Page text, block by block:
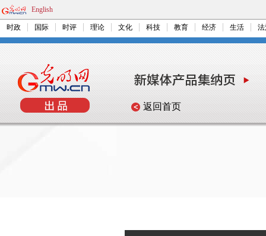
English
时政 国际 时评 理论 文化 科技 教育 经济 生活
返回首页